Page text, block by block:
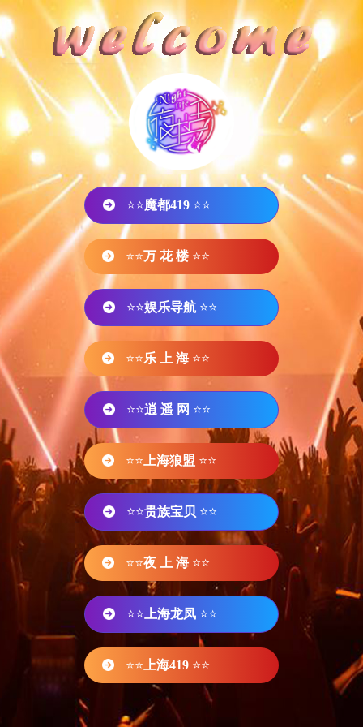
⭐⭐魔都419 ⭐⭐
⭐⭐万 花 楼 ⭐⭐
⭐⭐娱乐导航 ⭐⭐
⭐⭐乐 上 海 ⭐⭐
⭐⭐逍 遥 网 ⭐⭐
⭐⭐ 上海狼盟 ⭐⭐
⭐⭐贵族宝贝 ⭐⭐
⭐⭐夜 上 海 ⭐⭐
⭐⭐ 上海龙凤 ⭐⭐
⭐⭐ 上海419 ⭐⭐